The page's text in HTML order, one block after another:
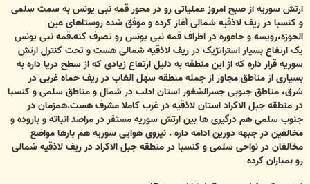
ت
ارتش سوریه از صبح امروز عملیاتی رو در محور قمه نبی یونس به سمت سلمی
و کنسبا در ریف لاذقیه شمالی آغاز کرده و موفق شده روستاهای عین
الجوزه،رویسه و جاعوره در اطراف قمه نبی یونس رو تصرف کنه.قمه نبی یونس
یک ارتفاع بسیار استراتژیک در ریف لاذقیه شمالی هست و تحت کنترل ارتش
سوریه قرار داره که از این منطقه به دلیل ارتفاع زیادی که از سطح دریا داره به
بسیاری از مناطق مجاور از جمله منطقه سهل الغاب در ریف حماه غربی در
شرق، مناطق جنوبی جسرالشغور استان ادلب در شمال و مناطق سلمی و کنسبا
در منطقه جبل الاکراد استان لاذقیه در غرب کاملا مشرف هست.همزمان در
جنوب سلمی هم درگیری ها بین ارتش سوریه مستقر در مراصد انباته و باروده و
مخالفین در جبهه دورین ادامه داره . نیروی هوایی سوریه هم بارها مواضع
مخالفان در نواحی سلمی و کنسبا در منطقه جبل الاکراد در ریف لاذقیه شمالی
رو بمباران کرده